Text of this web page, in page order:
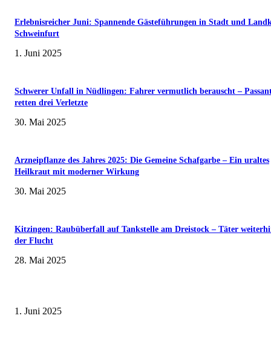
Erlebnisreicher Juni: Spannende Gästeführungen in Stadt und
Schweinfurt
1. Juni 2025
Schwerer Unfall in Nüdlingen: Fahrer vermutlich berauscht –
retten drei Verletzte
30. Mai 2025
Arzneipflanze des Jahres 2025: Die Gemeine Schafgarbe – Ein uraltes
Heilkraut mit moderner Wirkung
30. Mai 2025
Kitzingen: Raubüberfall auf Tankstelle am Dreistock – Täter
der Flucht
28. Mai 2025
1. Juni 2025